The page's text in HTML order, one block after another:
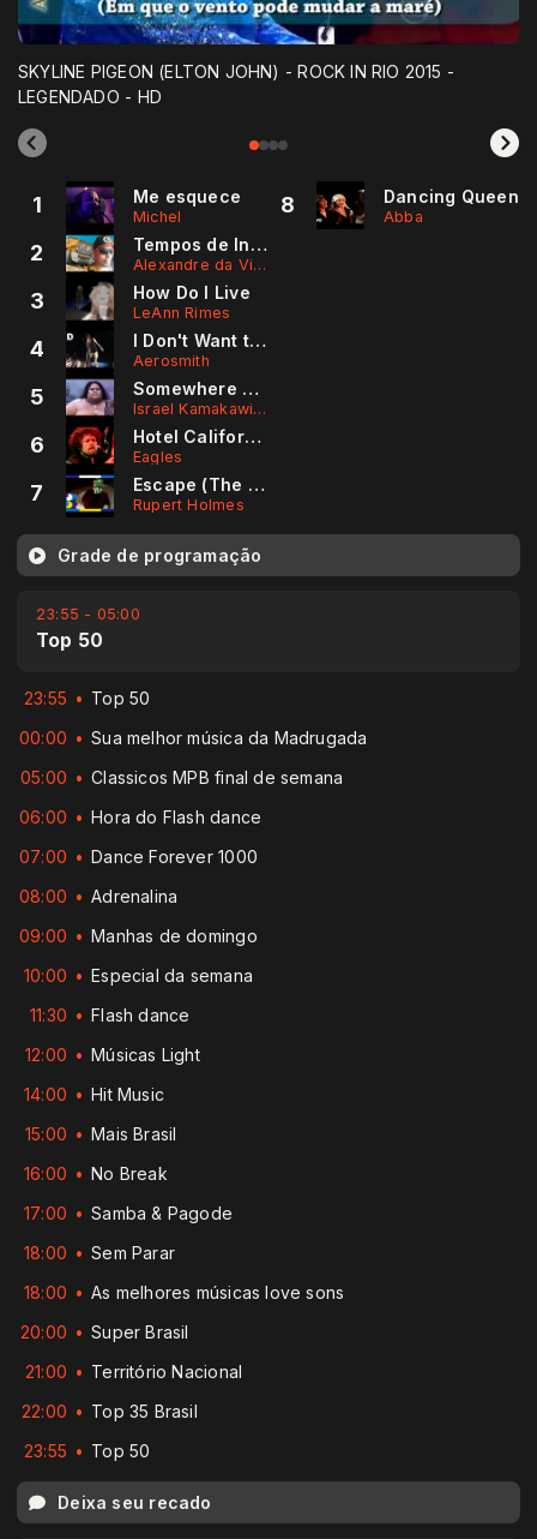
SKYLINE PIGEON (ELTON JOHN) - ROCK IN RIO 2015 -
LEGENDADO - HD
1 Me esquece
Michel
2 Tempos de Infância - Alexandre Da Villa / Hip Hop Oficial
Alexandre da Villa
3 How Do I Live
LeAnn Rimes
4 I Don't Want to Miss a Thing
Aerosmith
5 Somewhere over the Rainbow
Israel Kamakawiwo'ole
6 Hotel California
Eagles
7 Escape (The Pina Colada Song)
Rupert Holmes
8 Dancing Queen
Abba
Grade de programação
23:55 - 05:00
Top 50
23:55
Top 50
00:00
Sua melhor música da Madrugada
05:00
Classicos MPB final de semana
06:00
Hora do Flash dance
07:00
Dance Forever 1000
08:00
Adrenalina
09:00
Manhas de domingo
10:00
Especial da semana
11:30
Flash dance
12:00
Músicas Light
14:00
Hit Music
15:00
Mais Brasil
16:00
No Break
17:00
Samba & Pagode
18:00
Sem Parar
18:00
As melhores músicas love sons
20:00
Super Brasil
21:00
Território Nacional
22:00
Top 35 Brasil
23:55
Top 50
Deixa seu recado